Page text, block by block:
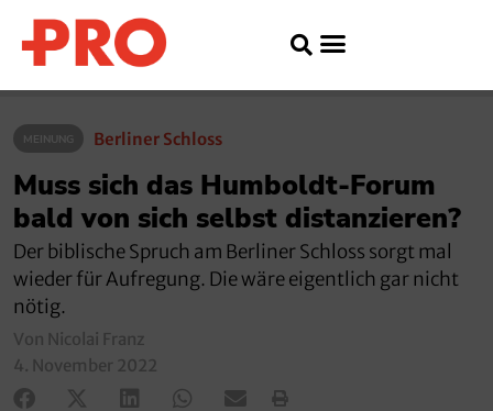
MEINUNG Berliner Schloss
Muss sich das Humboldt-Forum
bald von sich selbst distanzieren?
Der biblische Spruch am Berliner Schloss sorgt mal
wieder für Aufregung. Die wäre eigentlich gar nicht
nötig.
Von Nicolai Franz
4. November 2022